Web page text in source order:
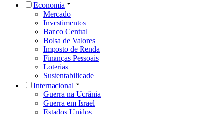
Economia
Mercado
Investimentos
Banco Central
Bolsa de Valores
Imposto de Renda
Finanças Pessoais
Loterias
Sustentabilidade
Internacional
Guerra na Ucrânia
Guerra em Israel
Estados Unidos